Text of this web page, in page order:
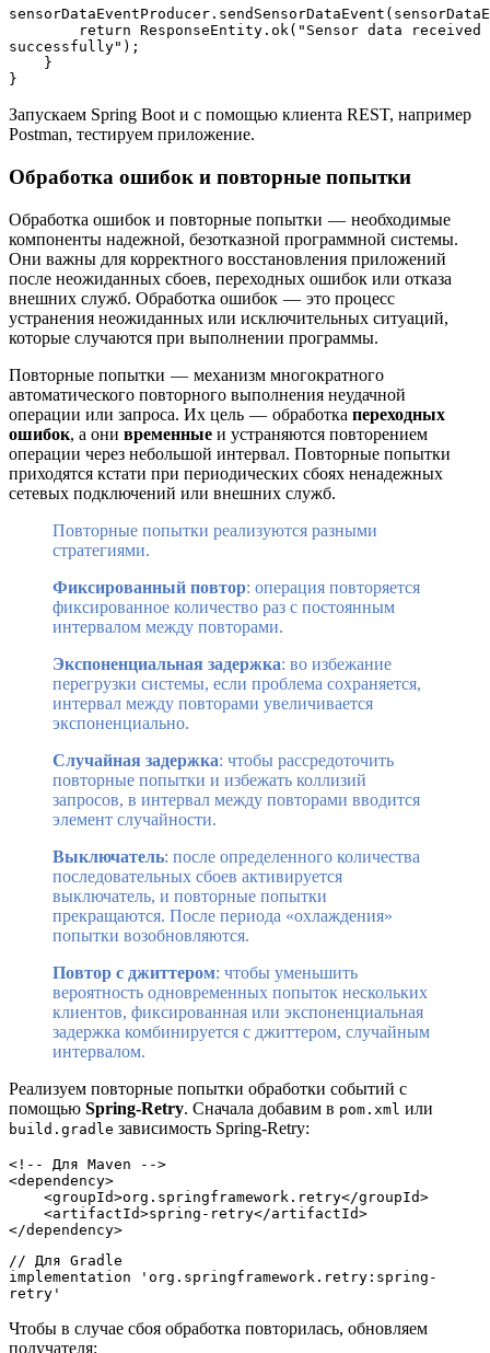
successfully");
    }
}
Запускаем Spring Boot и с помощью клиента REST, например
Postman, тестируем приложение.
Обработка ошибок и повторные попытки
Обработка ошибок и повторные попытки — необходимые
компоненты надежной, безотказной программной системы.
Они важны для корректного восстановления приложений
после неожиданных сбоев, переходных ошибок или отказа
внешних служб. Обработка ошибок — это процесс
устранения неожиданных или исключительных ситуаций,
которые случаются при выполнении программы.
Повторные попытки — механизм многократного
автоматического повторного выполнения неудачной
операции или запроса. Их цель — обработка переходных
ошибок, а они временные и устраняются повторением
операции через небольшой интервал. Повторные попытки
приходятся кстати при периодических сбоях ненадежных
сетевых подключений или внешних служб.
Повторные попытки реализуются разными
стратегиями.
Фиксированный повтор: операция повторяется
фиксированное количество раз с постоянным
интервалом между повторами.
Экспоненциальная задержка: во избежание
перегрузки системы, если проблема сохраняется,
интервал между повторами увеличивается
экспоненциально.
Случайная задержка: чтобы рассредоточить
повторные попытки и избежать коллизий
запросов, в интервал между повторами вводится
элемент случайности.
Выключатель: после определенного количества
последовательных сбоев активируется
выключатель, и повторные попытки
прекращаются. После периода «охлаждения»
попытки возобновляются.
Повтор с джиттером: чтобы уменьшить
вероятность одновременных попыток нескольких
клиентов, фиксированная или экспоненциальная
задержка комбинируется с джиттером, случайным
интервалом.
Реализуем повторные попытки обработки событий с
помощью Spring-Retry. Сначала добавим в pom.xml или
build.gradle зависимость Spring-Retry:
<!-- Для Maven -->
<dependency>
    <groupId>org.springframework.retry</groupId>
    <artifactId>spring-retry</artifactId>
</dependency>
// Для Gradle
implementation 'org.springframework.retry:spring-
retry'
Чтобы в случае сбоя обработка повторилась, обновляем
получателя: